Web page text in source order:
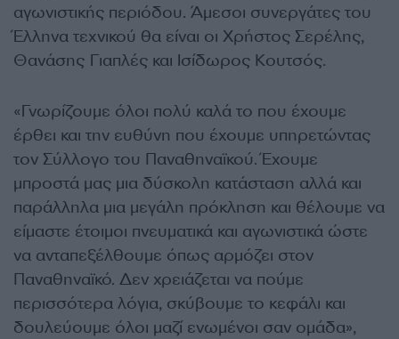
αγωνιστικής περιόδου. Άμεσοι συνεργάτες του
Έλληνα τεχνικού θα είναι οι Χρήστος Σερέλης,
Θανάσης Γιαπλές και Ισίδωρος Κουτσός.
«Γνωρίζουμε όλοι πολύ καλά το που έχουμε
έρθει και την ευθύνη που έχουμε υπηρετώντας
τον Σύλλογο του Παναθηναϊκού. Έχουμε
μπροστά μας μια δύσκολη κατάσταση αλλά και
παράλληλα μια μεγάλη πρόκληση και θέλουμε να
είμαστε έτοιμοι πνευματικά και αγωνιστικά ώστε
να ανταπεξέλθουμε όπως αρμόζει στον
Παναθηναϊκό. Δεν χρειάζεται να πούμε
περισσότερα λόγια, σκύβουμε το κεφάλι και
δουλεύουμε όλοι μαζί ενωμένοι σαν ομάδα»,